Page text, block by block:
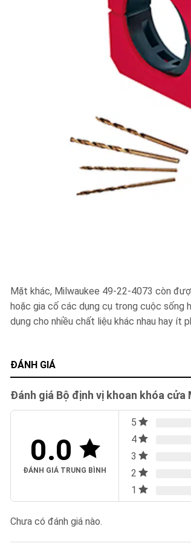
Mặt khác, Milwaukee 49-22-4073 còn
hoặc gia cố các dụng cụ trong cuộc sống
dụng cho nhiều chất liệu khác nhau hay ít
ĐÁNH GIÁ
Đánh giá Bộ định vị khoan khóa cửa
0.0
ĐÁNH GIÁ TRUNG BÌNH
5
4
3
2
1
Chưa có đánh giá nào.